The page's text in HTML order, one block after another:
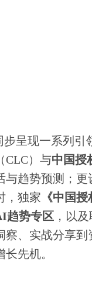
呈现一系列
CLC）与中国授
与趋势预测；更
，独家 《中国
趋势专区 ，以
察、实战分享
先机。